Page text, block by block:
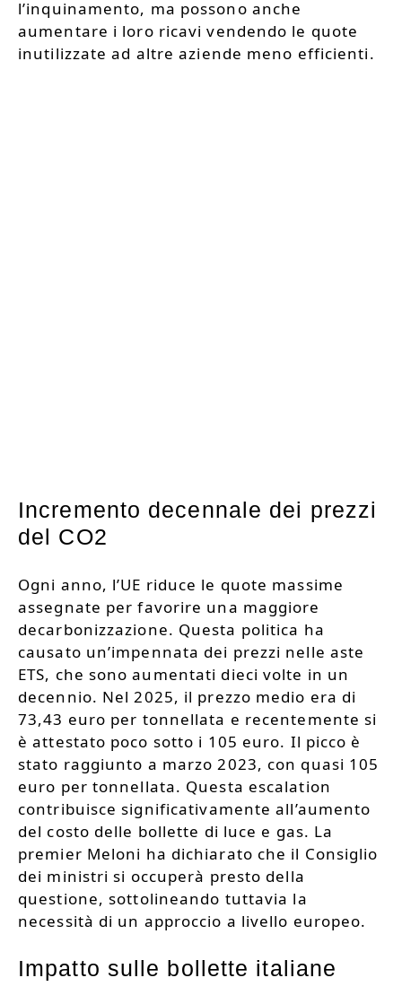
l’inquinamento, ma possono anche
aumentare i loro ricavi vendendo le quote
inutilizzate ad altre aziende meno efficienti.
Incremento decennale dei prezzi
del CO2
Ogni anno, l’UE riduce le quote massime
assegnate per favorire una maggiore
decarbonizzazione. Questa politica ha
causato un’impennata dei prezzi nelle aste
ETS, che sono aumentati dieci volte in un
decennio. Nel 2025, il prezzo medio era di
73,43 euro per tonnellata e recentemente si
è attestato poco sotto i 105 euro. Il picco è
stato raggiunto a marzo 2023, con quasi 105
euro per tonnellata. Questa escalation
contribuisce significativamente all’aumento
del costo delle bollette di luce e gas. La
premier Meloni ha dichiarato che il Consiglio
dei ministri si occuperà presto della
questione, sottolineando tuttavia la
necessità di un approccio a livello europeo.
Impatto sulle bollette italiane